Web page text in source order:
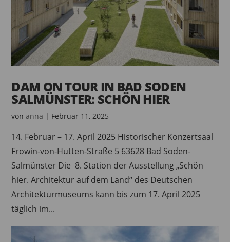
DAM ON TOUR IN BAD SODEN
SALMÜNSTER: SCHÖN HIER
vonanna | Februar 11, 2025
14. Februar – 17. April 2025 Historischer Konzertsaal
Frowin-von-Hutten-Straße 5 63628 Bad Soden-
Salmünster Die 8. Station der Ausstellung „Schön
hier. Architektur auf dem Land“ des Deutschen
Architekturmuseums kann bis zum 17. April 2025
täglich im...